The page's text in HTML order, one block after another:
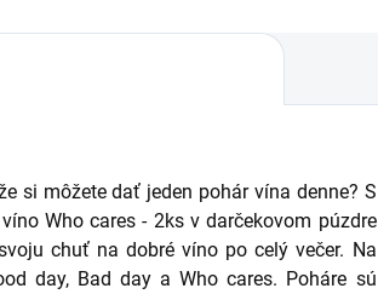
si môžete dať jeden pohár vína denne? S
Who cares - 2ks v darčekovom púzdre
chuť na dobré víno po celý večer. Na
day, Bad day a Who cares. Poháre sú